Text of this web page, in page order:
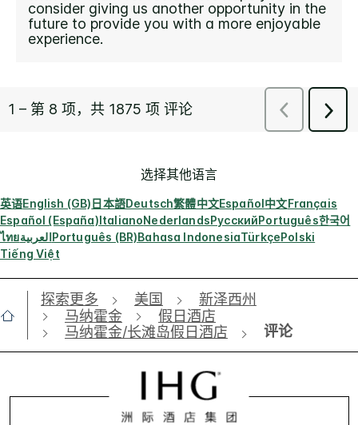
选择其他语言
英语English (GB)日本語Deutsch繁體中文Español中文Français
Español (España)ItalianoNederlandsРусскийPortuguês한국어
ไทยالعربيةPortuguês (BR)Bahasa IndonesiaTürkçePolski
Tiếng Việt
探索更多 美国
新泽西州
马纳霍金
假日酒店
马纳霍金/长滩岛假日酒店
评论